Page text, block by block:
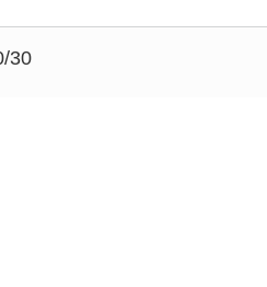
30